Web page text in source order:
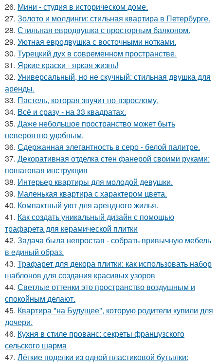
26. Мини - студия в историческом доме.
27. Золото и молдинги: стильная квартира в Петербурге.
28. Стильная евродвушка с просторным балконом.
29. Уютная евродвушка с восточными нотками.
30. Турецкий дух в современном пространстве.
31. Яркие краски - яркая жизнь!
32. Универсальный, но не скучный: стильная двушка для
аренды.
33. Пастель, которая звучит по-взрослому.
34. Всё и сразу - на 33 квадратах.
35. Даже небольшое пространство может быть
невероятно удобным.
36. Сдержанная элегантность в серо - белой палитре.
37. Декоративная отделка стен фанерой своими руками:
пошаговая инструкция
38. Интерьер квартиры для молодой девушки.
39. Маленькая квартира с характером цвета.
40. Компактный уют для арендного жилья.
41. Как создать уникальный дизайн с помощью
трафарета для керамической плитки
42. Задача была непростая - собрать привычную мебель
в единый образ.
43. Трафарет для декора плитки: как использовать набор
шаблонов для создания красивых узоров
44. Светлые оттенки это пространство воздушным и
спокойным делают.
45. Квартира "на Будущее", которую родители купили для
дочери.
46. Кухня в стиле прованс: секреты французского
сельского шарма
47. Лёгкие поделки из одной пластиковой бутылки: